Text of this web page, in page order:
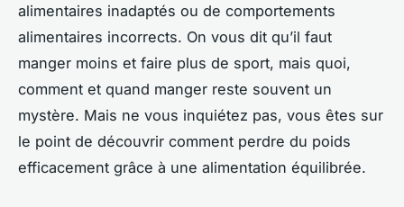
alimentaires inadaptés ou de comportements
alimentaires incorrects. On vous dit qu’il faut
manger moins et faire plus de sport, mais quoi,
comment et quand manger reste souvent un
mystère. Mais ne vous inquiétez pas, vous êtes sur
le point de découvrir comment perdre du poids
efficacement grâce à une alimentation équilibrée.